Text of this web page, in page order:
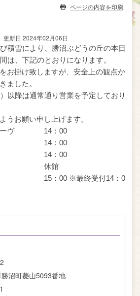
ページの内容を印刷
更新日 2024年02月06日
積雪により、勝沼ぶどうの丘の本日
は、下記のとおりになります。
お掛け致しますが、安全上の観点か
ました。
以降は通常通り営業を予定しており
うお願い申し上げます。
カーヴ 14 ： 00
ン 14 ： 00
庵」 14 ： 00
ー 休館
湯 15 ： 00 ※最終受付14 ： 0
沼町菱山5093番地